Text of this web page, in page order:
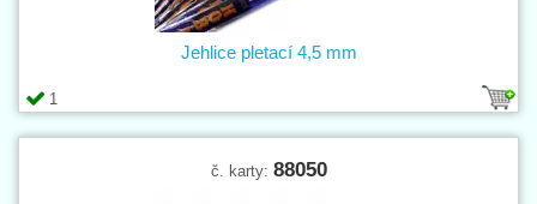
1
Jehlice pletací 4,5 mm
č. karty: 88050